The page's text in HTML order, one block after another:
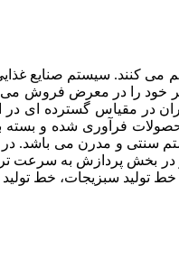
می کنند. سیستم صنایع
خود را در معرض فروش
گسترده ای در
فرآوری شده و
سنتی و مدرن می باشد.
بخش پردازش به سرعت
تولید سبزیجات، خط